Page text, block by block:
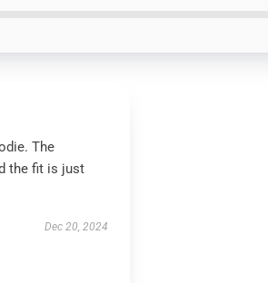
The
the fit is just
Dec 20, 2024